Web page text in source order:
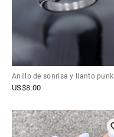
Anillo de sonrisa y llanto punk
US$8.00